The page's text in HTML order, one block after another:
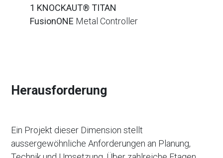
Herausforderung
Ein Projekt dieser Dimension stellt
aussergewöhnliche Anforderungen an Planung,
1 KNOCKAUT® TITAN
FusionONE Metal Controller